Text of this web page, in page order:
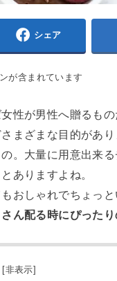
シェア
が含まれています
性が男性へ贈るも
まざまな目的があ
。大量に用意出来
ありますよね。
おしゃれでちょっ
ん配る時にぴった
非表示